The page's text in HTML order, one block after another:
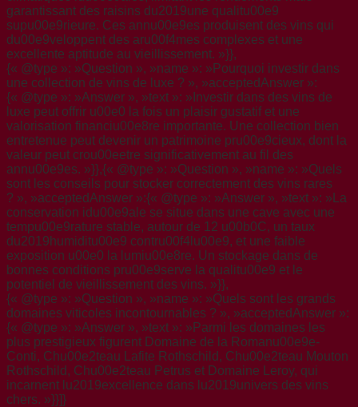
garantissant des raisins du2019une qualitu00e9
supu00e9rieure. Ces annu00e9es produisent des vins qui
du00e9veloppent des aru00f4mes complexes et une
excellente aptitude au vieillissement. »}},
{« @type »: »Question », »name »: »Pourquoi investir dans
une collection de vins de luxe ? », »acceptedAnswer »:
{« @type »: »Answer », »text »: »Investir dans des vins de
luxe peut offrir u00e0 la fois un plaisir gustatif et une
valorisation financiu00e8re importante. Une collection bien
entretenue peut devenir un patrimoine pru00e9cieux, dont la
valeur peut crou00eetre significativement au fil des
annu00e9es. »}},{« @type »: »Question », »name »: »Quels
sont les conseils pour stocker correctement des vins rares
? », »acceptedAnswer »:{« @type »: »Answer », »text »: »La
conservation idu00e9ale se situe dans une cave avec une
tempu00e9rature stable, autour de 12 u00b0C, un taux
du2019humiditu00e9 contru00f4lu00e9, et une faible
exposition u00e0 la lumiu00e8re. Un stockage dans de
bonnes conditions pru00e9serve la qualitu00e9 et le
potentiel de vieillissement des vins. »}},
{« @type »: »Question », »name »: »Quels sont les grands
domaines viticoles incontournables ? », »acceptedAnswer »:
{« @type »: »Answer », »text »: »Parmi les domaines les
plus prestigieux figurent Domaine de la Romanu00e9e-
Conti, Chu00e2teau Lafite Rothschild, Chu00e2teau Mouton
Rothschild, Chu00e2teau Petrus et Domaine Leroy, qui
incarnent lu2019excellence dans lu2019univers des vins
chers. »}}]}